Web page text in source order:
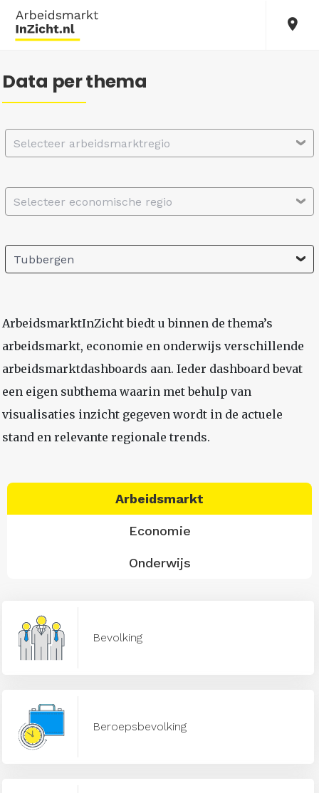
Data per thema
Selecteer arbeidsmarktregio
Selecteer economische regio
Tubbergen
ArbeidsmarktInZicht biedt u binnen de thema’s
arbeidsmarkt, economie en onderwijs verschillende
arbeidsmarktdashboards aan. Ieder dashboard bevat
een eigen subthema waarin met behulp van
visualisaties inzicht gegeven wordt in de actuele
stand en relevante regionale trends.
Arbeidsmarkt
Economie
Onderwijs
Bevolking
Beroepsbevolking